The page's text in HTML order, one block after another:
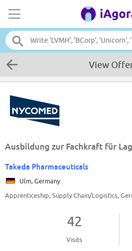
View
Ausbildung zur Fachkraft für
Takeda Pharmaceuticals
Ulm, Germany
Apprenticeship, Supply Chain/Logistics,
42
Visits